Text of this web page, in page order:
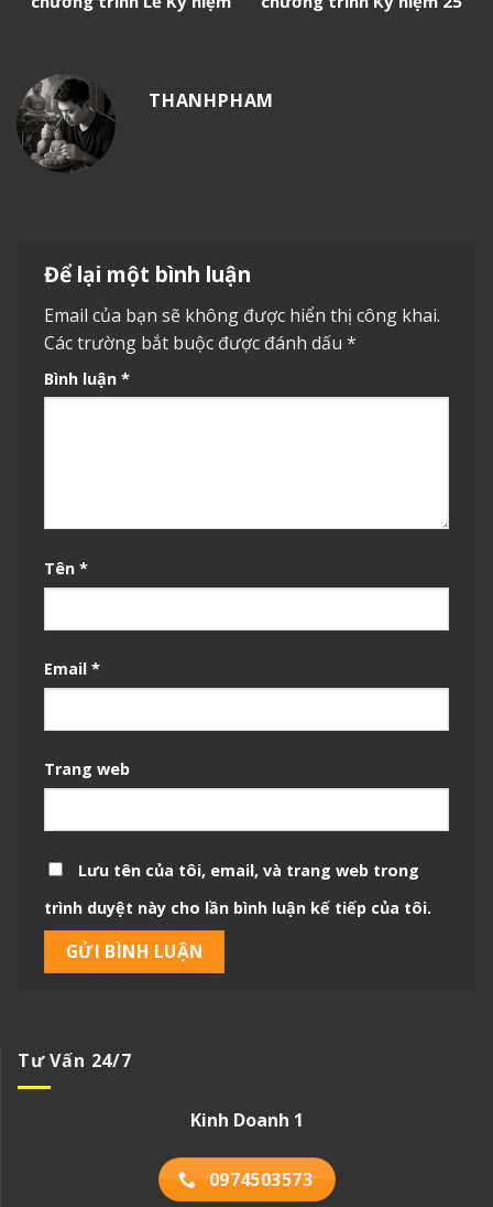
THANHPHAM
Để lại một bình luận
Email của bạn sẽ không được hiển thị công khai.
Các trường bắt buộc được đánh dấu *
Bình luận *
Tên *
Email *
Trang web
Lưu tên của tôi, email, và trang web trong
trình duyệt này cho lần bình luận kế tiếp của tôi.
Tư Vấn 24/7
Kinh Doanh 1
0974503573